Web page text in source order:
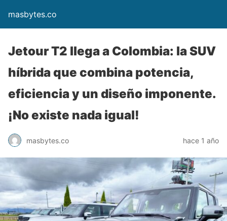
masbytes.co
Jetour T2 llega a Colombia: la SUV
híbrida que combina potencia,
eficiencia y un diseño imponente.
¡No existe nada igual!
masbytes.co hace 1 año